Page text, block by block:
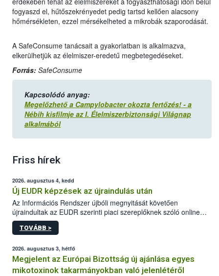
fogyaszd el, hűtőszekrényedet pedig tartsd kellően alacsony
hőmérsékleten, ezzel mérsékelheted a mikrobák szaporodását.
A SafeConsume tanácsait a gyakorlatban is alkalmazva,
elkerülhetjük az élelmiszer-eredetű megbetegedéseket.
Forrás: SafeConsume
Kapcsolódó anyag:
Megelőzhető a Campylobacter okozta fertőzés! - a
Nébih kisfilmje az I. Élelmiszerbiztonsági Világnap
alkalmából
Friss hírek
2026. augusztus 4, kedd
Új EUDR képzések az újraindulás után
Az Információs Rendszer újbóli megnyitását követően
újraindultak az EUDR szerinti piaci szereplőknek szóló online
képzések.
TOVÁBB >
2026. augusztus 3, hétfő
Megjelent az Európai Bizottság új ajánlása egyes
mikotoxinok takarmányokban való jelenlétéről